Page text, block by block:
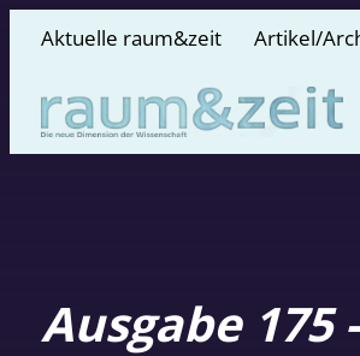
Aktuelle raum&zeit Artikel/
Ausgabe 175